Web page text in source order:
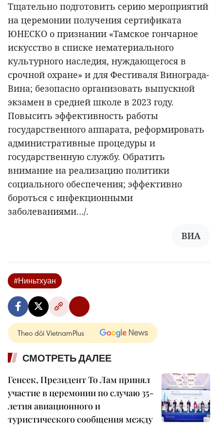
Тщательно подготовить серию мероприятий
на церемонии получения сертификата
ЮНЕСКО о признании «Тамское гончарное
искусство в списке нематериального
культурного наследия, нуждающегося в
срочной охране» и для Фестиваля Винограда-
Вина; безопасно организовать выпускной
экзамен в средней школе в 2023 году.
Повысить эффективность работы
государственного аппарата, реформировать
административные процедуры и
государственную службу. Обратить
внимание на реализацию политики
социального обеспечения; эффективно
бороться с инфекционными
заболеваниями…/.
ВИА
#Ниньтхуан
Theo dõi VietnamPlus
СМОТРЕТЬ ДАЛЕЕ
Генсек, Президент То Лам принял
участие в церемонии по случаю 35-
летия авиационного и
туристического сообщения между